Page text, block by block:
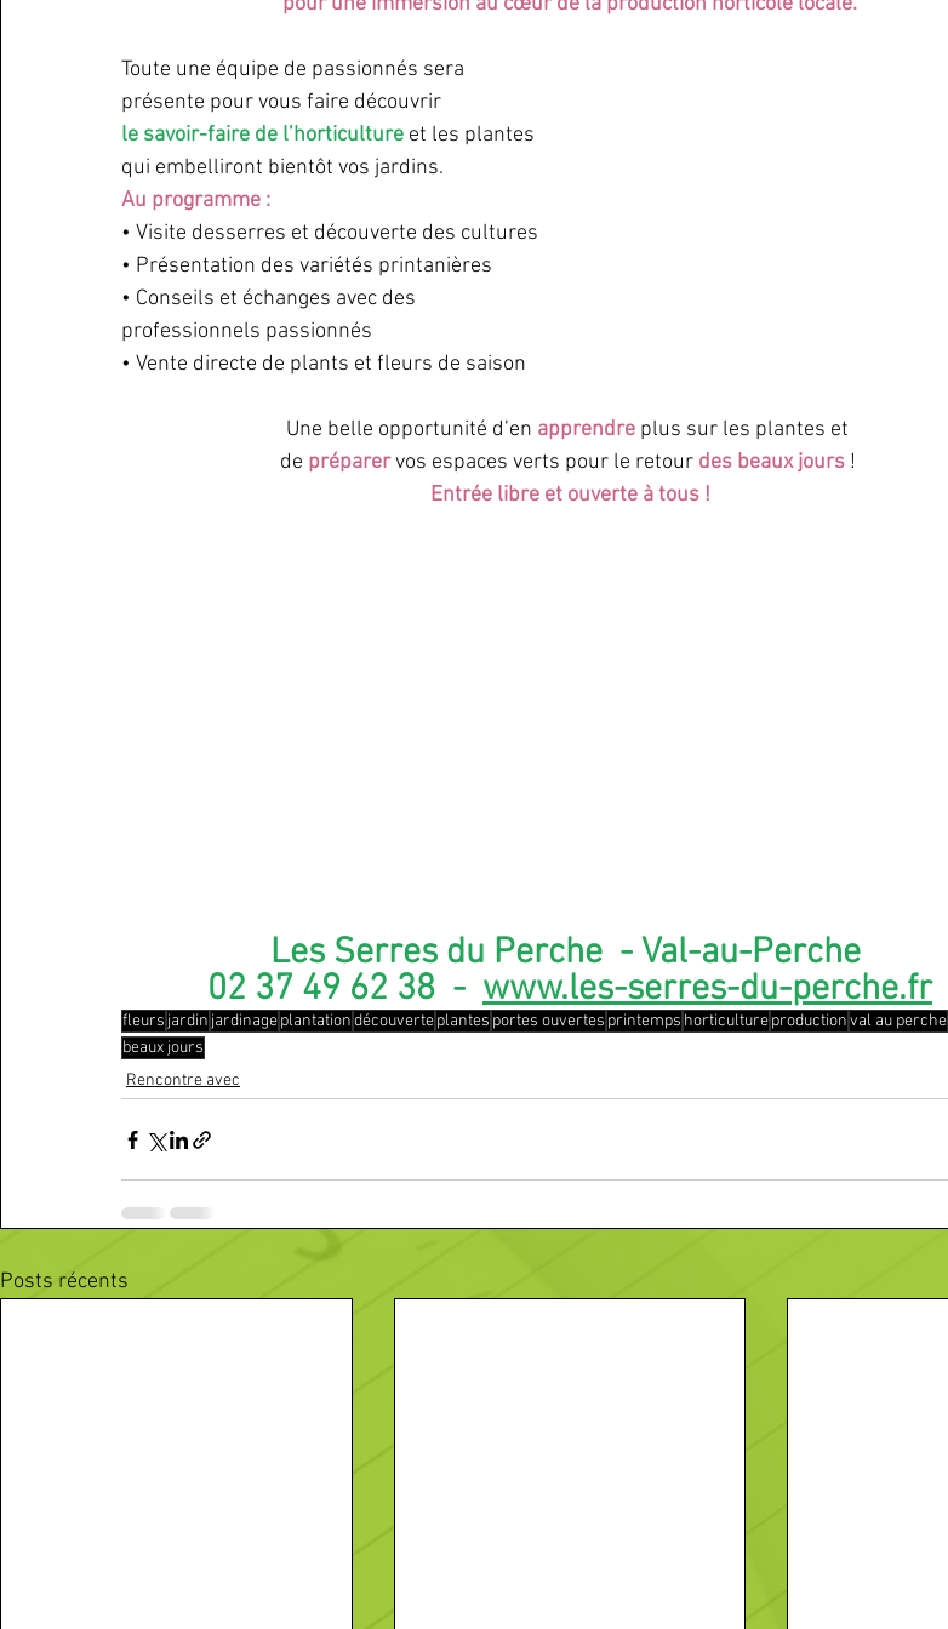
Toute une équipe de passionnés sera
présente pour vous faire découvrir
le savoir-faire de l’horticulture et les plantes
qui embelliront bientôt vos jardins.
Au programme :
• Visite desserres et découverte des cultures
• Présentation des variétés printanières
• Conseils et échanges avec des
professionnels passionnés
• Vente directe de plants et fleurs de saison
Une belle opportunité d’en apprendre plus sur les plantes et
de préparer vos espaces verts pour le retour des beaux jours !
Entrée libre et ouverte à tous !
Les Serres du Perche  - Val-au-Perche
02 37 49 62 38  - www.les-serres-du-perche.fr
fleurs jardin jardinageplantationdécouverteplantes portes ouvertes printemps horticultureproductionval au perche
beaux jours
Rencontre avec
Posts récents